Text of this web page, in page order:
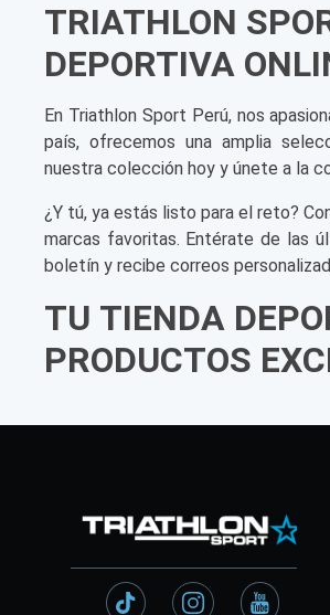
TRIATHLON
DEPORTIVA
En Triathlon Sport Perú, nos
país, ofrecemos una amplia
nuestra colección hoy y únete a la
¿Y tú, ya estás listo para el reto?
marcas favoritas. Entérate de las
boletín y recibe correos
TU TIENDA
PRODUCTOS